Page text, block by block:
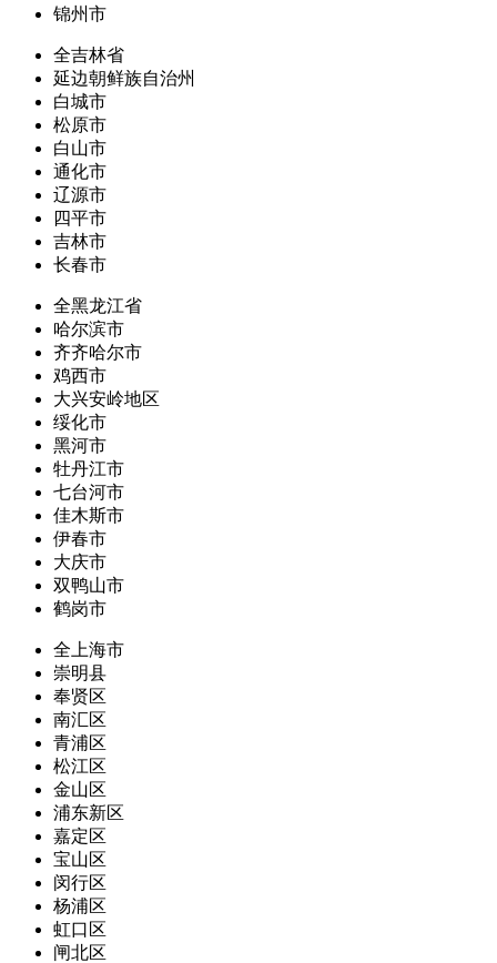
锦州市
全吉林省
延边朝鲜族自治州
白城市
松原市
白山市
通化市
辽源市
四平市
吉林市
长春市
全黑龙江省
哈尔滨市
齐齐哈尔市
鸡西市
大兴安岭地区
绥化市
黑河市
牡丹江市
七台河市
佳木斯市
伊春市
大庆市
双鸭山市
鹤岗市
全上海市
崇明县
奉贤区
南汇区
青浦区
松江区
金山区
浦东新区
嘉定区
宝山区
闵行区
杨浦区
虹口区
闸北区